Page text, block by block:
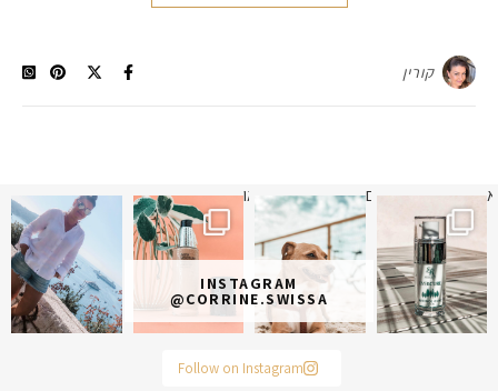
קורין
INSTAGRAM
@CORRINE.SWISSA
תמונה כבר חודשיים
איזו אהבתם יותר? הראשונה או
Follow on Instagram